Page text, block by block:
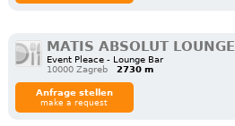
MATIS ABSOLUT LOUNGE
Event Pleace - Lounge Bar
10000 Zagreb
2730 m
Anfrage stellen
make a request